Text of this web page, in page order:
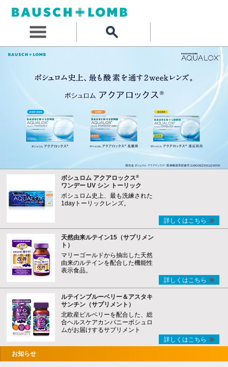
ボシュロム アクアロックス®
ワンデー UV シン トーリック
ボシュロム史上、最も洗練された
1dayトーリックレンズ。
詳しくはこちら
天然由来ルテイン15（サプリメン
ト）
マリーゴールドから抽出した天然
由来のルテインを配合した機能性
表示食品。
詳しくはこちら
ルテインブルーベリー＆アスタキ
サンチン（サプリメント）
北欧産ビルベリーを配合した、総
合ヘルスケアカンパニーボシュロ
ムがお届けするサプリメント
詳しくはこちら
お知らせ